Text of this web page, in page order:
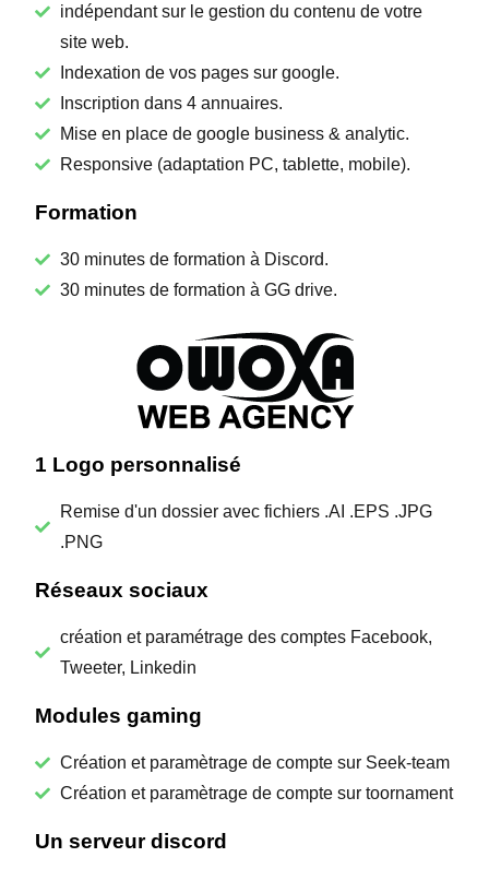
indépendant sur le gestion du contenu de votre
site web.
Indexation de vos pages sur google.
Inscription dans 4 annuaires.
Mise en place de google business & analytic.
Responsive (adaptation PC, tablette, mobile).
Formation
30 minutes de formation à Discord.
30 minutes de formation à GG drive.
1 Logo personnalisé
Remise d'un dossier avec fichiers .AI .EPS .JPG
.PNG
Réseaux sociaux
création et paramétrage des comptes Facebook,
Tweeter, Linkedin
Modules gaming
Création et paramètrage de compte sur Seek-team
Création et paramètrage de compte sur toornament
Un serveur discord